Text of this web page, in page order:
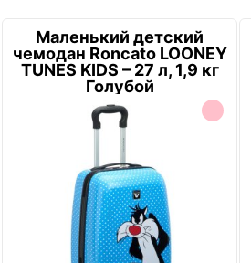
Маленький детский
чемодан Roncato LOONEY
TUNES KIDS – 27 л, 1,9 кг
Голубой